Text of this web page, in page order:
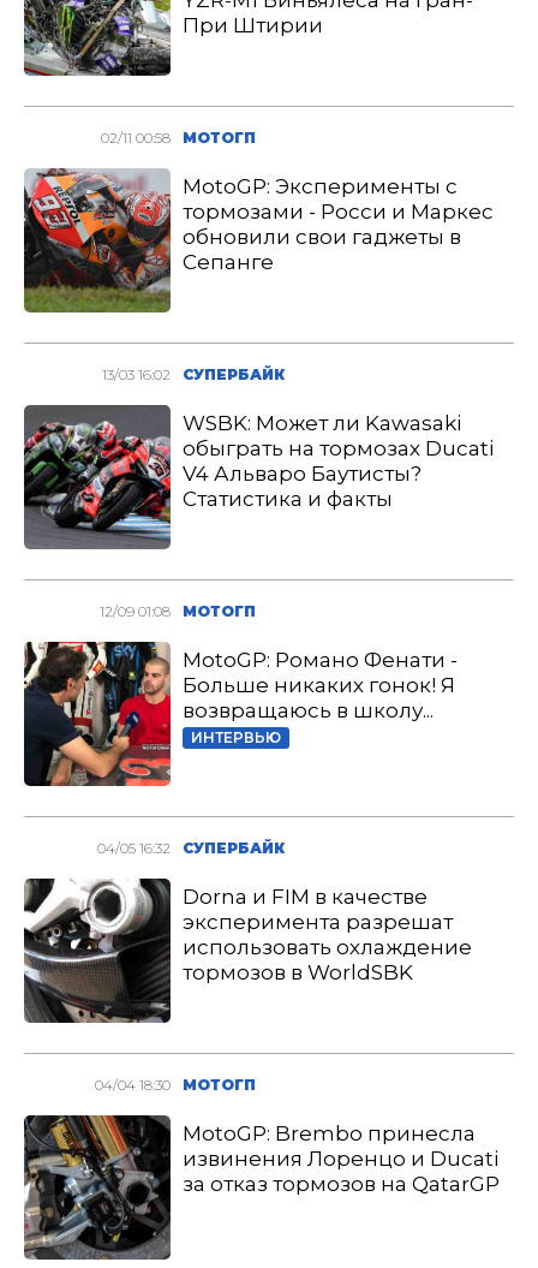
При Штирии
02/11 00:58 МОТОГП
MotoGP: Эксперименты с
тормозами - Росси и Маркес
обновили свои гаджеты в
Сепанге
13/03 16:02 СУПЕРБАЙК
WSBK: Может ли Kawasaki
обыграть на тормозах Ducati
V4 Альваро Баутисты?
Статистика и факты
12/09 01:08 МОТОГП
MotoGP: Романо Фенати -
Больше никаких гонок! Я
возвращаюсь в школу...
ИНТЕРВЬЮ
04/05 16:32 СУПЕРБАЙК
Dorna и FIM в качестве
эксперимента разрешат
использовать охлаждение
тормозов в WorldSBK
04/04 18:30 МОТОГП
MotoGP: Brembo принесла
извинения Лоренцо и Ducati
за отказ тормозов на QatarGP